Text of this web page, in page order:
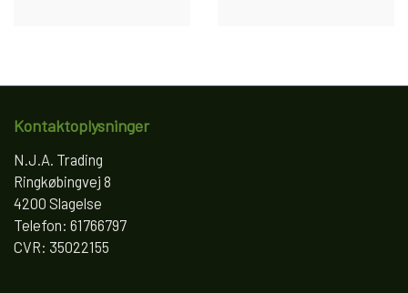
Kontaktoplysninger
N.J.A. Trading
Ringkøbingvej 8
4200 Slagelse
Telefon: 61766797
CVR: 35022155